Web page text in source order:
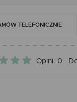
TELEFONICZNIE
Opini: 0